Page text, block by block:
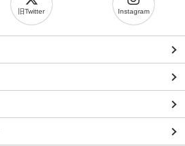
旧Twitter Instagram